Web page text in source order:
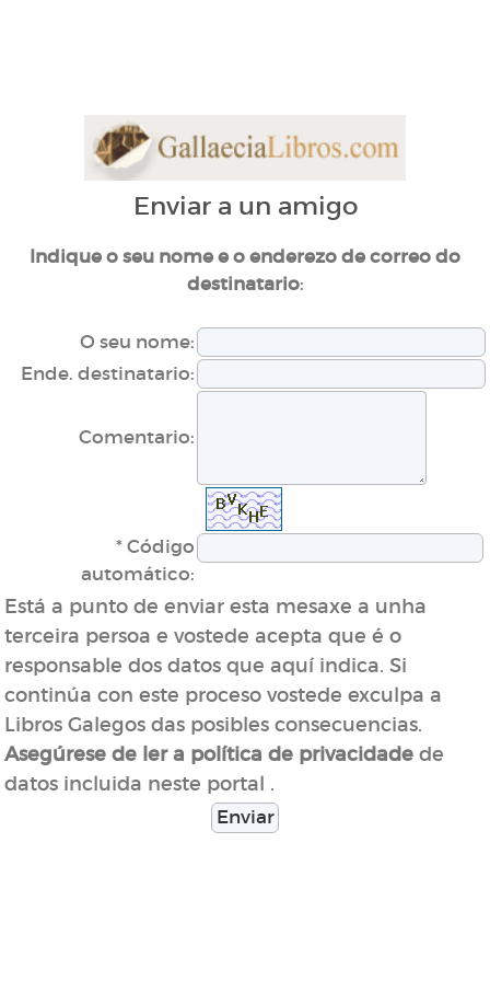
Enviar a un amigo
Indique o seu nome e o enderezo de correo do
destinatario:
O seu nome:
Ende. destinatario:
Comentario:
* Código
automático:
Está a punto de enviar esta mesaxe a unha
terceira persoa e vostede acepta que é o
responsable dos datos que aquí indica. Si
continúa con este proceso vostede exculpa a
Libros Galegos das posibles consecuencias.
Asegúrese de ler a política de privacidade de
datos incluida neste portal .